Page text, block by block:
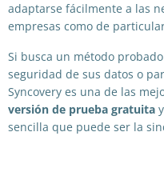
adaptarse fácilmente a las
empresas como de
Si busca un método
seguridad de sus datos o
Syncovery es una de las
versión de prueba gratuita
sencilla que puede ser la